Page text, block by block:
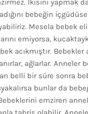
İkisini yapmak da
bebeğin
Mesela bebek
emiyorsa,
acıkmıştır. Bebekler
ağlarlar. Anneler
belli bir süre sonra
bunlar da
emziren